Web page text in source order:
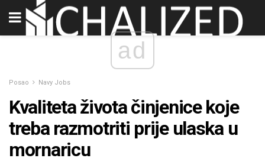
ad
Posao Navy Jobs
Kvaliteta života činjenice koje
treba razmotriti prije ulaska u
mornaricu